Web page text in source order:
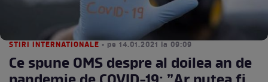
STIRI INTERNATIONALE • pe 14.01.2021 la 09:09
Ce spune OMS despre al doilea an de